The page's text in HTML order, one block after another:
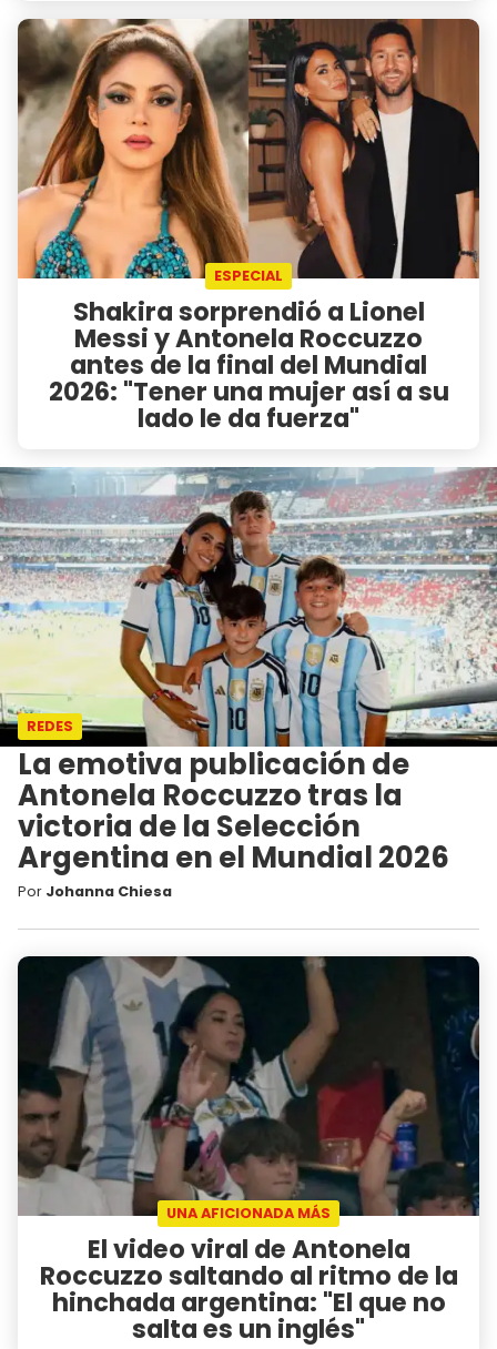
ESPECIAL
Shakira sorprendió a Lionel
Messi y Antonela Roccuzzo
antes de la final del Mundial
2026: "Tener una mujer así a su
lado le da fuerza"
REDES
La emotiva publicación de
Antonela Roccuzzo tras la
victoria de la Selección
Argentina en el Mundial 2026
Por Johanna Chiesa
UNA AFICIONADA MÁS
El video viral de Antonela
Roccuzzo saltando al ritmo de la
hinchada argentina: "El que no
salta es un inglés"